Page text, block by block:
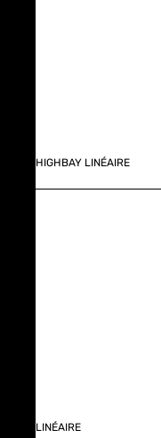
HIGHBAY LINÉAIRE
LINÉAIRE